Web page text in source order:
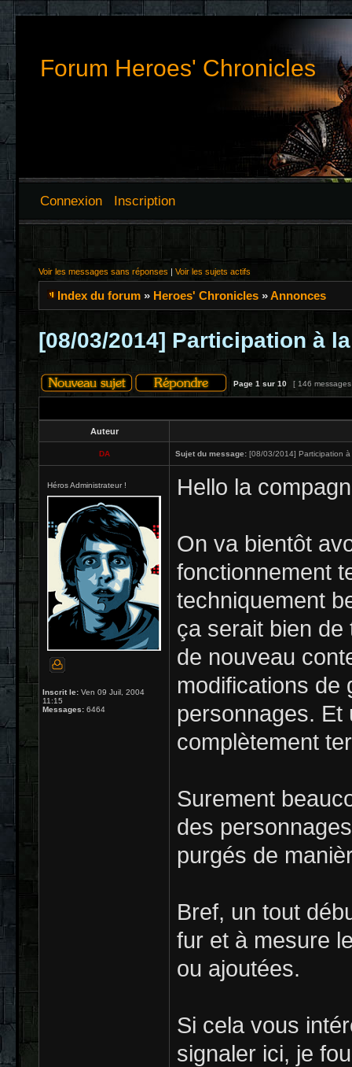
Forum Heroes' Chronicles
Connexion Inscription
Voir les messages sans réponses | Voir les sujets actifs
Index du forum » Heroes' Chronicles »Annonces
[08/03/2014] Participation à
Page 1 sur 10 [ 146
Auteur
DA Sujet du message: [08/03/2014] Participation
Héros Administrateur !
Inscrit le: Ven 09 Juil, 2004
11:15
Messages: 6464
Hello la
On va bientôt
fonctionnement
techniquement
ça serait bien
de nouveau
modifications de
personnages. Et
complètement
Surement
des
purgés de
Bref, un tout
fur et à mesure
ou ajoutées.
Si cela vous
signaler ici, je